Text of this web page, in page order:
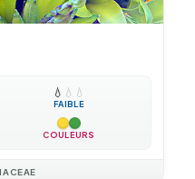
💧 💧 💧
FAIBLE
COULEURS